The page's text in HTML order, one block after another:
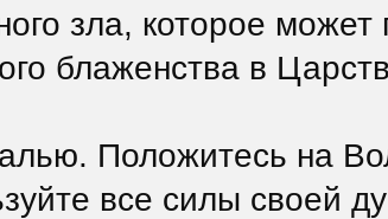
зла, которое может
блаженства в
Положитесь на
все силы своей